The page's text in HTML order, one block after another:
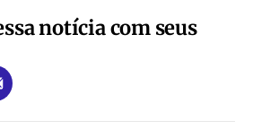
notícia com seus